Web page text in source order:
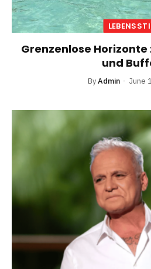
Grenzenlose
und
ByAdmin June